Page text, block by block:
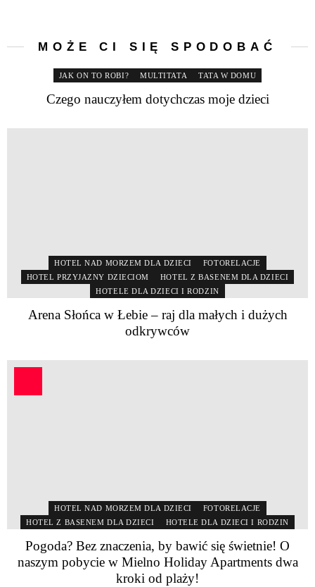
MOŻE CI SIĘ SPODOBAĆ
JAK ON TO ROBI? MULTITATA TATA W DOMU
Czego nauczyłem dotychczas moje dzieci
HOTEL NAD MORZEM DLA DZIECI
FOTORELACJE
HOTEL PRZYJAZNY DZIECIOM
HOTEL Z BASENEM DLA DZIECI
HOTELE DLA DZIECI I RODZIN
Arena Słońca w Łebie – raj dla małych i dużych
odkrywców
HOTEL NAD MORZEM DLA DZIECI
FOTORELACJE
HOTEL Z BASENEM DLA DZIECI
HOTELE DLA DZIECI I RODZIN
Pogoda? Bez znaczenia, by bawić się świetnie! O
naszym pobycie w Mielno Holiday Apartments dwa
kroki od plaży!